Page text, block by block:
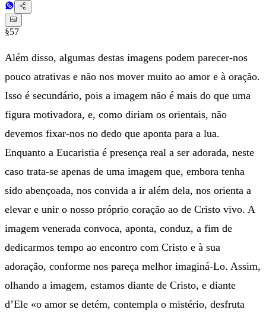
§57
Além disso, algumas destas imagens podem parecer-nos
pouco atrativas e não nos mover muito ao amor e à oração.
Isso é secundário, pois a imagem não é mais do que uma
figura motivadora, e, como diriam os orientais, não
devemos fixar-nos no dedo que aponta para a lua.
Enquanto a Eucaristia é presença real a ser adorada, neste
caso trata-se apenas de uma imagem que, embora tenha
sido abençoada, nos convida a ir além dela, nos orienta a
elevar e unir o nosso próprio coração ao de Cristo vivo. A
imagem venerada convoca, aponta, conduz, a fim de
dedicarmos tempo ao encontro com Cristo e à sua
adoração, conforme nos pareça melhor imaginá-Lo. Assim,
olhando a imagem, estamos diante de Cristo, e diante
d’Ele «o amor se detém, contempla o mistério, desfruta